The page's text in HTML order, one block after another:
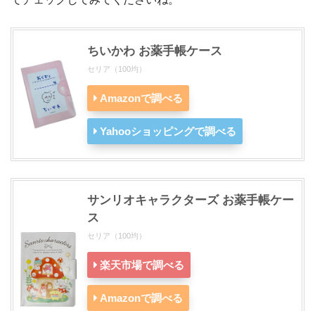
ちいかわ お薬手帳ケース
セリア（100均）
Amazonで調べる
Yahooショッピングで調べる
サンリオキャラクターズ お薬手帳ケー
ス
セリア（100均）
楽天市場で調べる
Amazonで調べる